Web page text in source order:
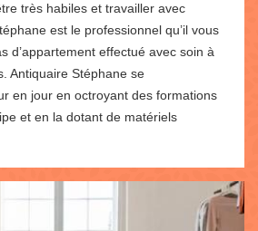
très habiles et travailler avec
est le professionnel qu’il vous
d’appartement effectué avec soin à
Antiquaire Stéphane se
en jour en octroyant des formations
et en la dotant de matériels